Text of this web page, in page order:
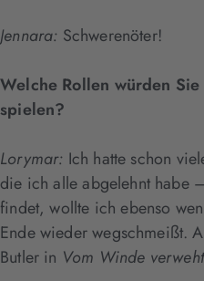
Jennara: Schwerenöter!
Welche Rollen würden
spielen?
Lorymar: Ich hatte schon
die ich alle abgelehnt habe
findet, wollte ich ebenso
Ende wieder wegschmeißt.
Butler in Vom Winde verweht